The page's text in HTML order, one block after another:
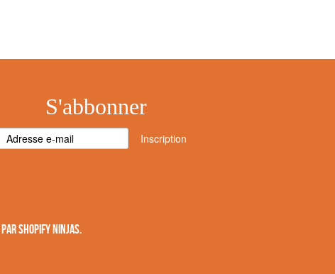
S'abbonner
Inscription
parSHOPIFY NINJAS.